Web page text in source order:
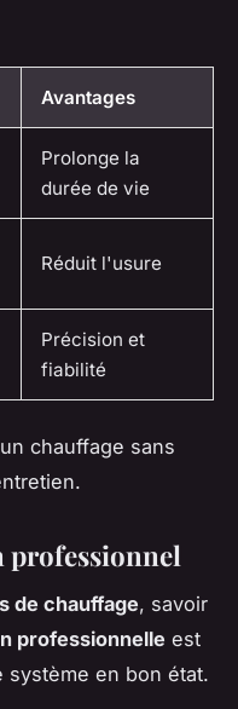
Avantages
Prolonge la
durée de vie
Réduit l'usure
Précision et
fiabilité
chauffage sans
professionnel
de chauffage, savoir
professionnelle est
en bon état.